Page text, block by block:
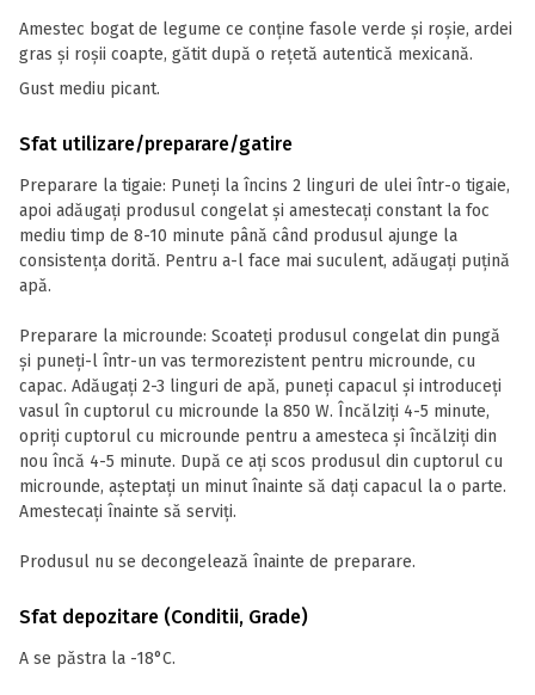
Amestec bogat de legume ce conține fasole verde și roșie, ardei
gras și roșii coapte, gătit după o rețetă autentică mexicană.
Gust mediu picant.
Sfat utilizare/preparare/gatire
Preparare la tigaie: Puneți la încins 2 linguri de ulei într-o tigaie,
apoi adăugați produsul congelat și amestecați constant la foc
mediu timp de 8-10 minute până când produsul ajunge la
consistența dorită. Pentru a-l face mai suculent, adăugați puțină
apă.
Preparare la microunde: Scoateți produsul congelat din pungă
și puneți-l într-un vas termorezistent pentru microunde, cu
capac. Adăugați 2-3 linguri de apă, puneți capacul și introduceți
vasul în cuptorul cu microunde la 850 W. Încălziți 4-5 minute,
opriți cuptorul cu microunde pentru a amesteca și încălziți din
nou încă 4-5 minute. După ce ați scos produsul din cuptorul cu
microunde, așteptați un minut înainte să dați capacul la o parte.
Amestecați înainte să serviți.
Produsul nu se decongelează înainte de preparare.
Sfat depozitare (Conditii, Grade)
A se păstra la -18°C.